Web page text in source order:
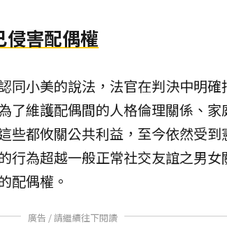
侵害配偶權
同小美的說法，法官在判決中明確
了維護配偶間的人格倫理關係、家
些都攸關公共利益，至今依然受到
行為超越一般正常社交友誼之男女
配偶權。
廣告 / 請繼續往下閱讀